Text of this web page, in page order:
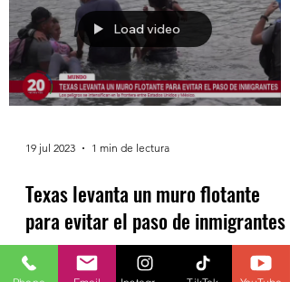
Load video
19 jul 2023 1 min de lectura
Texas levanta un muro flotante
para evitar el paso de inmigrantes